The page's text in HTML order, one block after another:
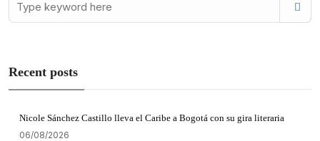
Recent posts
Nicole Sánchez Castillo lleva el Caribe a Bogotá con su gira literaria
06/08/2026